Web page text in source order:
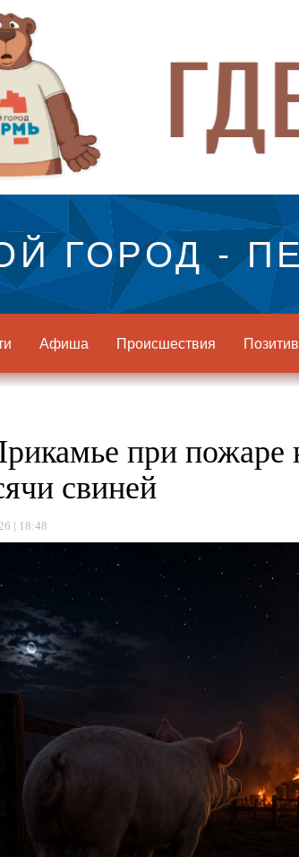
ГОРОД -
Афиша Происшествия Позитив
при пожаре
свиней
| 18:48